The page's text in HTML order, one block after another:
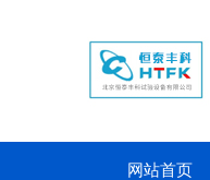
网站首页